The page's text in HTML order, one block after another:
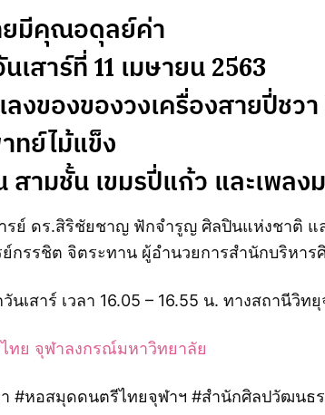
ยมีคุณอดุลย์ค่า
เสาร์ที่ 11 เมษายน 2563
ลงของของวงเครื่องสายปี่ชว
ทย์ไม้แข็ง
สามชั้น เขมรปี่แก้ว และเพลง
รย์ ดร.สิริชัยชาญ ฟักจำรูญ ศิลปินแห่งชาติ
กรรชิต จิตระทาน ผู้อำนวยการสำนักบริหา
นเสาร์ เวลา 16.05 – 16.55 น. ทางสถานีวิท
ทย จุฬาลงกรณ์มหาวิทยาลัย
#หอสมุดดนตรีไทยจุฬาฯ #สำนักศิลปวัฒนธ